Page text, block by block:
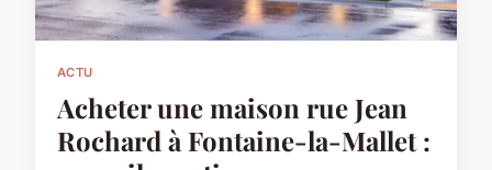
ACTU
Acheter une maison rue Jean
Rochard à Fontaine-la-Mallet :